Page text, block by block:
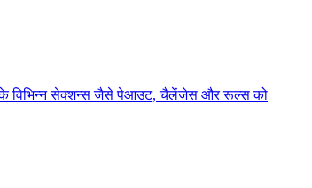
के विभिन्न सेक्शन्स जैसे पेआउट, चैलेंजेस और रूल्स को